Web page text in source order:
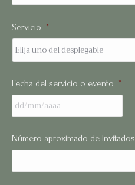
Servicio *
Fecha del servicio o evento *
Número aproximado de Invitados